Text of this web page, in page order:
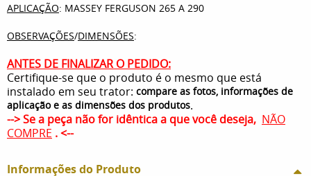
APLICAÇÃO: MASSEY FERGUSON 265 A 290
OBSERVAÇÕES/DIMENSÕES:
ANTES DE FINALIZAR O PEDIDO:
Certifique-se que o produto é o mesmo que está
instalado em seu trator: compare as fotos, informações de
aplicação e as dimensões dos produtos.
--> Se a peça não for idêntica a que você deseja, NÃO
COMPRE . <--
Informações do Produto